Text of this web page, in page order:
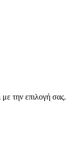
με την επιλογή σας.